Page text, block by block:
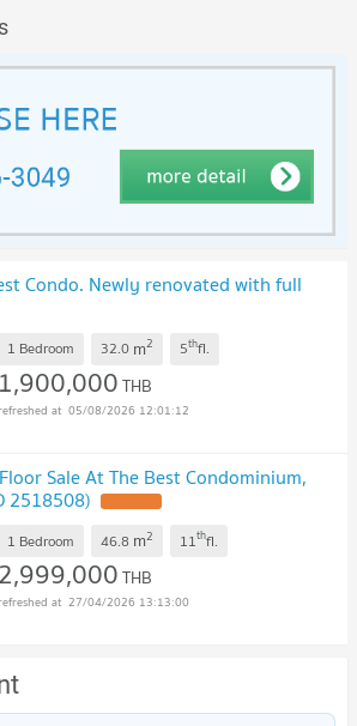
Condo. Newly renovated with full
1 Bedroom 32.0 m2 5thfl.
1,900,000THB
05/08/2026 12:01:12
Sale At The Best Condominium,
2518508)
1 Bedroom 46.8 m2 11thfl.
2,999,000THB
27/04/2026 13:13:00